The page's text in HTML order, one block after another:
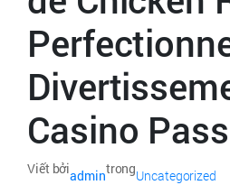
Casino
Viết bởiadmintrongUncategorized